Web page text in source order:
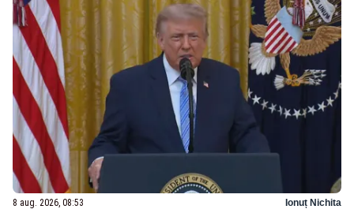
8 aug. 2026, 08:53 Ionuț Nichita